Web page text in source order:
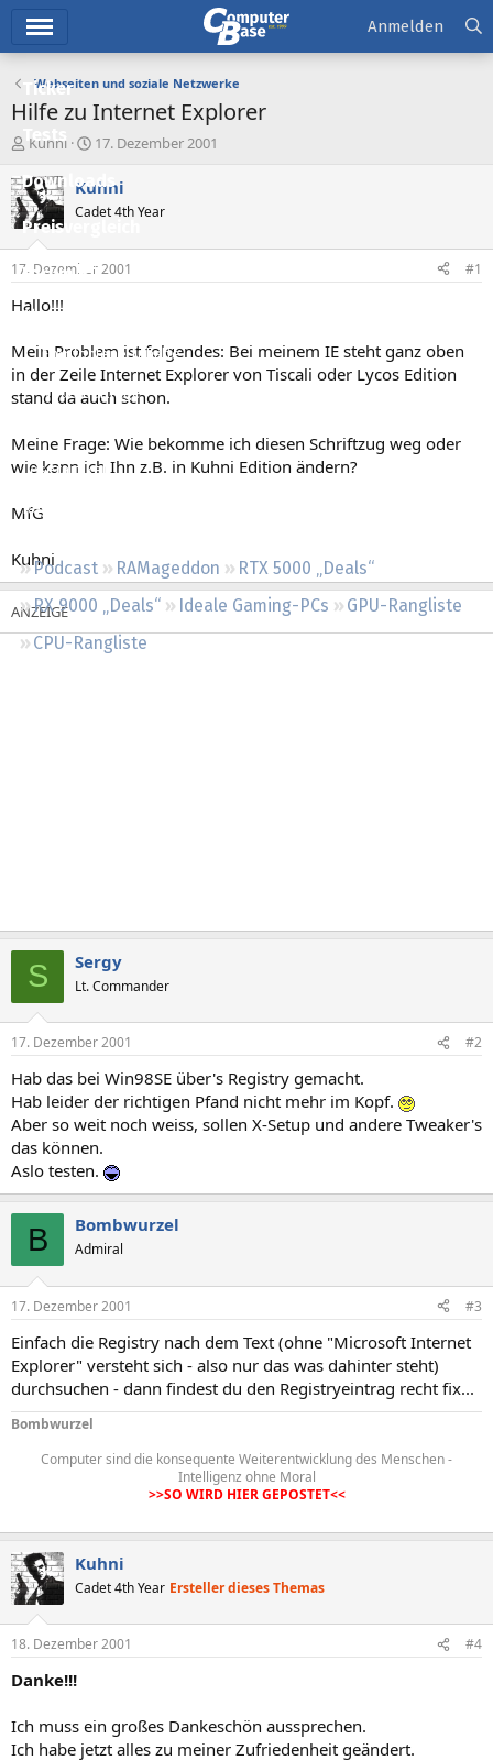
Ticker
Tests
Downloads
Preisvergleich
Forum
Aktuelles
Empfohlene Inhalte
Neue Beiträge
Leserartikel
Regeln
Podcast RAMageddon
RTX 5000 „Deals“
RX 9000 „Deals“
Ideale Gaming-PCs
GPU-Rangliste
CPU-Rangliste
Anmelden
Webseiten und soziale Netzwerke
Hilfe zu Internet Explorer
E
s
t
e
e
r
Kuhni
E
s
t
e
t
17. Dezember 2001
Kuhni
Cadet 4th Year
17. Dezember 2001 #1
Hallo!!!
Mein Problem ist folgendes: Bei meinem IE steht ganz oben
in der Zeile Internet Explorer von Tiscali oder Lycos Edition
stand da auch schon.
Meine Frage: Wie bekomme ich diesen Schriftzug weg oder
wie kann ich Ihn z.B. in Kuhni Edition ändern?
MfG
Kuhni
S Sergy
Lt. Commander
17. Dezember 2001 #2
Hab das bei Win98SE über's Registry gemacht.
Hab leider der richtigen Pfand nicht mehr im Kopf.
Aber so weit noch weiss, sollen X-Setup und andere Tweaker's
das können.
Aslo testen.
B Bombwurzel
Admiral
17. Dezember 2001 #3
Einfach die Registry nach dem Text (ohne "Microsoft Internet
Explorer" versteht sich - also nur das was dahinter steht)
durchsuchen - dann findest du den Registryeintrag recht fix...
Bombwurzel
Computer sind die konsequente Weiterentwicklung des Menschen -
Intelligenz ohne Moral
>>SO WIRD HIER GEPOSTET<<
Kuhni
Cadet 4th Year Ersteller dieses Themas
18. Dezember 2001 #4
Danke!!!
Ich muss ein großes Dankeschön aussprechen.
Ich habe jetzt alles zu meiner Zufriedenheit geändert.